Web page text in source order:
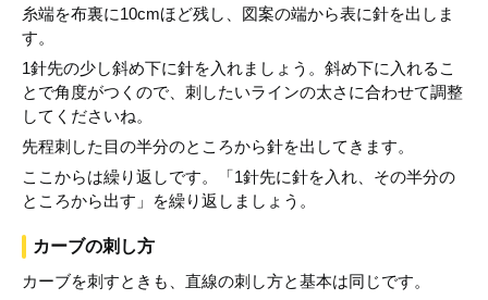
糸端を布裏に10cmほど残し、図案の端から表に針を出しま
す。
1針先の少し斜め下に針を入れましょう。斜め下に入れるこ
とで角度がつくので、刺したいラインの太さに合わせて調整
してくださいね。
先程刺した目の半分のところから針を出してきます。
ここからは繰り返しです。「1針先に針を入れ、その半分の
ところから出す」を繰り返しましょう。
カーブの刺し方
カーブを刺すときも、直線の刺し方と基本は同じです。